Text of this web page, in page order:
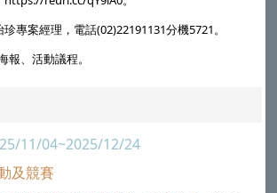
專案經理，電話(02)22191131分機5721。
報、活動議程。
11/04~2025/12/24
及競賽